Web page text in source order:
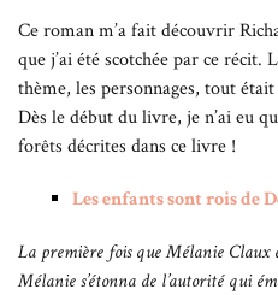
Ce roman m’a fait découvrir
que j’ai été scotchée par ce
thème, les personnages, tout
Dès le début du livre, je n’ai eu
forêts décrites dans ce livre !
Les enfants sont rois de
La première fois que Mélanie Claux
Mélanie s’étonna de l’autorité qui